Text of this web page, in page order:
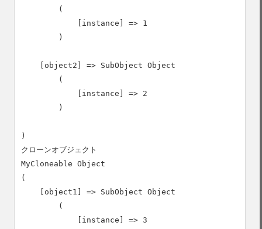
        (
            [instance] => 1
        )
    [object2] => SubObject Object
        (
            [instance] => 2
        )
)
クローンオブジェクト
MyCloneable Object
(
    [object1] => SubObject Object
        (
            [instance] => 3